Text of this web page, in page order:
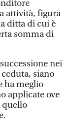
attività, figura
ditta di cui è
somma di
nei
siano
ha meglio
applicate ove
quello